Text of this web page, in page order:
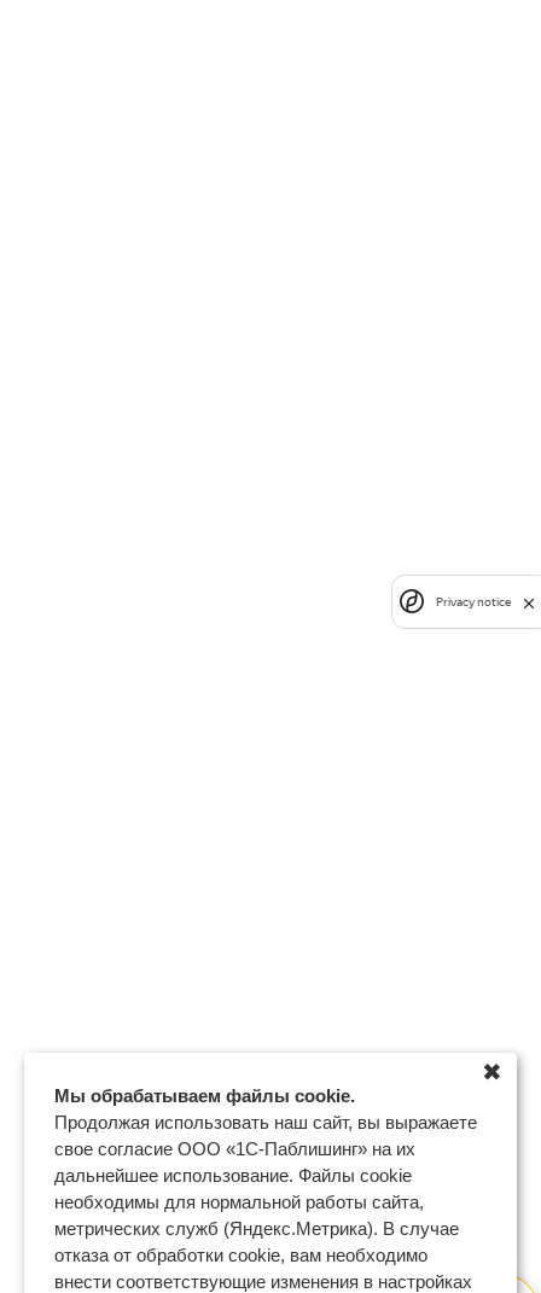
Мы обрабатываем файлы cookie.
Продолжая использовать наш сайт, вы выражаете
свое согласие ООО «1С-Паблишинг» на их
дальнейшее использование. Файлы cookie
необходимы для нормальной работы сайта,
метрических служб (Яндекс.Метрика). В случае
отказа от обработки cookie, вам необходимо
внести соответствующие изменения в настройках
✖
Privacy notice